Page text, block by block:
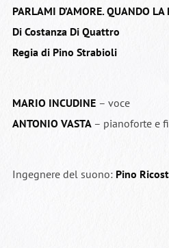
PARLAMI D’AMORE. QUANDO
Di Costanza Di Quattro
Regia di Pino Strabioli
MARIO INCUDINE – voce
ANTONIO VASTA – pianoforte e
Ingegnere del suono: Pino